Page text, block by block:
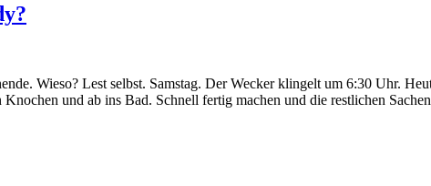
Wieso? Lest selbst. Samstag. Der Wecker klingelt um 6:30 Uhr.
und ab ins Bad. Schnell fertig machen und die restlichen